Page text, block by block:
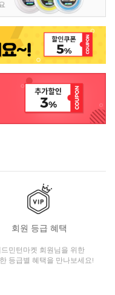
회원 등급 혜택
민턴마켓 회원님을 위한
등급별 혜택을 만나보세요!